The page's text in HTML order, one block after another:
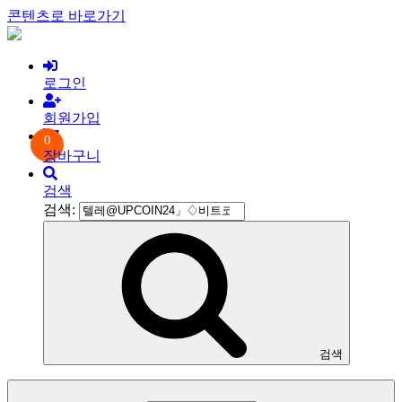
콘텐츠로 바로가기
로그인
회원가입
0
장바구니
검색
검색:
검색